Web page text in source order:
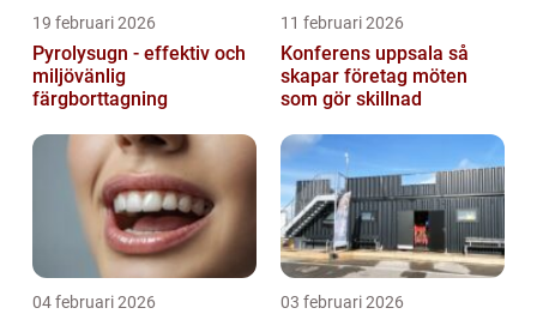
19 februari 2026
Pyrolysugn - effektiv och
miljövänlig
färgborttagning
11 februari 2026
Konferens uppsala så
skapar företag möten
som gör skillnad
04 februari 2026 03 februari 2026